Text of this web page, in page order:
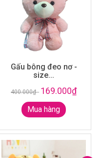
Gấu bông đeo nơ -
size...
400.000₫- 169.000₫
Mua hàng